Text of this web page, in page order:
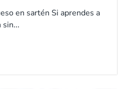
en sartén Si aprendes a
sin...